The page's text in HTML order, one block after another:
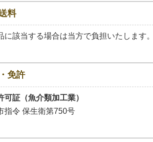
料
に該当する場合は当方で負担いたします。
免許
可証（魚介類加工業）
指令 保生衛第750号